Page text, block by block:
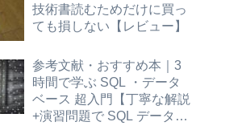
技術書読むためだけに買っ
ても損しない【レビュー】
参考文献・おすすめ本｜3
時間で学ぶ SQL ・データ
ベース 超入門【丁寧な解説
+演習問題で SQL データ抽